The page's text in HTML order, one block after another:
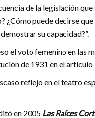
de la legislación
¿Cómo puede decirse
su capacidad?”.
el voto femenino en las
de 1931 en el artículo
reflejo en el teatro
en 2005 Las Raíces